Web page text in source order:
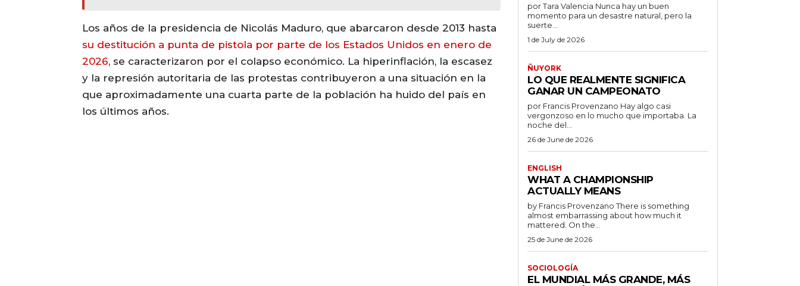
Los años de la presidencia de Nicolás Maduro, que abarcaron desde 2013 hasta
su destitución a punta de pistola por parte de los Estados Unidos en enero de
2026, se caracterizaron por el colapso económico. La hiperinflación, la escasez
y la represión autoritaria de las protestas contribuyeron a una situación en la
que aproximadamente una cuarta parte de la población ha huido del país en
los últimos años.
por Tara Valencia Nunca hay un buen
momento para un desastre natural, pero la
suerte...
1 de July de 2026
ÑUYORK
LO QUE REALMENTE SIGNIFICA
GANAR UN CAMPEONATO
por Francis Provenzano Hay algo casi
vergonzoso en lo mucho que importaba. La
noche del...
26 de June de 2026
ENGLISH
WHAT A CHAMPIONSHIP
ACTUALLY MEANS
by Francis Provenzano There is something
almost embarrassing about how much it
mattered. On the...
25 de June de 2026
SOCIOLOGÍA
EL MUNDIAL MÁS GRANDE, MÁS